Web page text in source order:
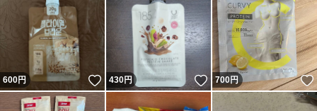
600円 いいね！
430円 いいね！
700円